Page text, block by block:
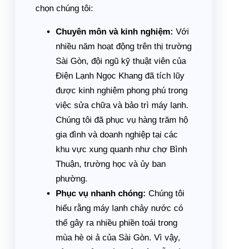
chọn chúng tôi:
Chuyên môn và kinh nghiệm: Với
nhiều năm hoạt động trên thị trường
Sài Gòn, đội ngũ kỹ thuật viên của
Điện Lạnh Ngọc Khang đã tích lũy
được kinh nghiệm phong phú trong
việc sửa chữa và bảo trì máy lạnh.
Chúng tôi đã phục vụ hàng trăm hộ
gia đình và doanh nghiệp tại các
khu vực xung quanh như chợ Bình
Thuận, trường học và ủy ban
phường.
Phục vụ nhanh chóng: Chúng tôi
hiểu rằng máy lạnh chảy nước có
thể gây ra nhiều phiền toái trong
mùa hè oi ả của Sài Gòn. Vì vậy,